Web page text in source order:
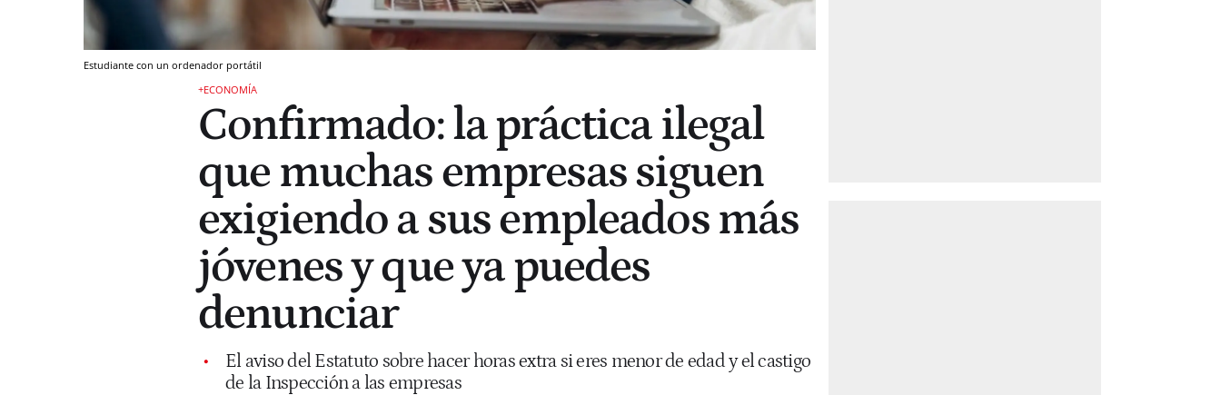
Estudiante con un ordenador portátil
+ECONOMÍA
Confirmado: la práctica ilegal
que muchas empresas siguen
exigiendo a sus empleados más
jóvenes y que ya puedes
denunciar
El aviso del Estatuto sobre hacer horas extra si eres menor de edad y el castigo
de la Inspección a las empresas